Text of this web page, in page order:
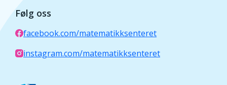
Følg oss
facebook.com/matematikksenteret
instagram.com/matematikksenteret